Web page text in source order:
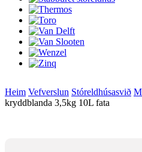
Heim Vefverslun Stóreldhúsasvið
kryddblanda 3,5kg 10L fata